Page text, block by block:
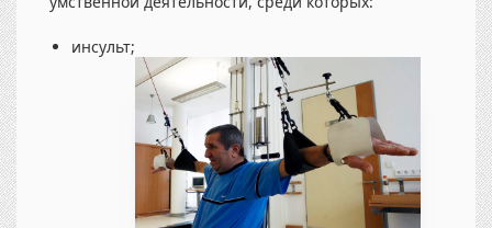
инсульт;